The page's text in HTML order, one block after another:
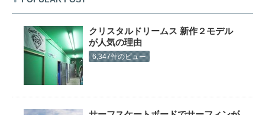
クリスタルドリームス 新作２モデル
が人気の理由
6,347件のビュー